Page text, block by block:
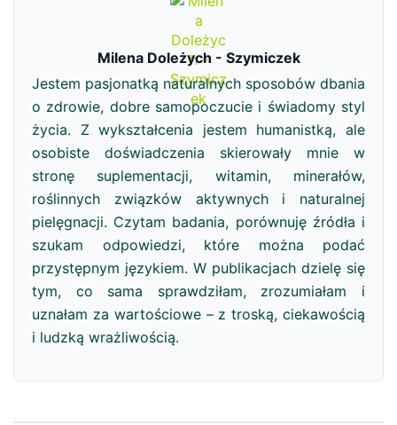
Milena Doleżych - Szymiczek
Jestem pasjonatką naturalnych sposobów dbania
o zdrowie, dobre samopoczucie i świadomy styl
życia. Z wykształcenia jestem humanistką, ale
osobiste doświadczenia skierowały mnie w
stronę suplementacji, witamin, minerałów,
roślinnych związków aktywnych i naturalnej
pielęgnacji. Czytam badania, porównuję źródła i
szukam odpowiedzi, które można podać
przystępnym językiem. W publikacjach dzielę się
tym, co sama sprawdziłam, zrozumiałam i
uznałam za wartościowe – z troską, ciekawością
i ludzką wrażliwością.